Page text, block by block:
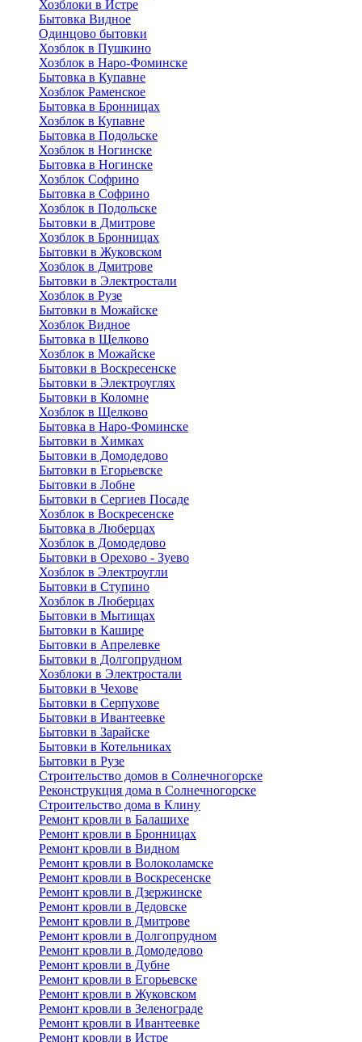
Хозблоки в Истре
Бытовка Видное
Одинцово бытовки
Хозблок в Пушкино
Хозблок в Наро-Фоминске
Бытовка в Купавне
Хозблок Раменское
Бытовка в Бронницах
Хозблок в Купавне
Бытовка в Подольске
Хозблок в Ногинске
Бытовка в Ногинске
Хозблок Софрино
Бытовка в Софрино
Хозблок в Подольске
Бытовки в Дмитрове
Хозблок в Бронницах
Бытовки в Жуковском
Хозблок в Дмитрове
Бытовки в Электростали
Хозблок в Рузе
Бытовки в Можайске
Хозблок Видное
Бытовкa в Щелково
Хозблок в Можайске
Бытовки в Воскресенске
Бытовки в Электроуглях
Бытовки в Коломне
Хозблок в Щелково
Бытовка в Наро-Фоминске
Бытовки в Химках
Бытовки в Домодедово
Бытовки в Егорьевске
Бытовки в Лобне
Бытовки в Сергиев Посаде
Хозблок в Воскресенске
Бытовка в Люберцах
Хозблок в Домодедово
Бытовки в Орехово - Зуево
Хозблок в Электроугли
Бытовки в Ступино
Хозблок в Люберцах
Бытовки в Мытищах
Бытовки в Кашире
Бытовки в Апрелевке
Бытовки в Долгопрудном
Хозблоки в Электростали
Бытовки в Чехове
Бытовки в Серпухове
Бытовки в Ивантеевке
Бытовки в Зарайске
Бытовки в Котельниках
Бытовки в Рузе
Строительство домов в Солнечногорске
Реконструкция дома в Солнечногорске
Строительство дома в Клину
Ремонт кровли в Балашихе
Ремонт кровли в Бронницах
Ремонт кровли в Видном
Ремонт кровли в Волоколамске
Ремонт кровли в Воскресенске
Ремонт кровли в Дзержинске
Ремонт кровли в Дедовске
Ремонт кровли в Дмитрове
Ремонт кровли в Долгопрудном
Ремонт кровли в Домодедово
Ремонт кровли в Дубне
Ремонт кровли в Егорьевске
Ремонт кровли в Жуковском
Ремонт кровли в Зеленограде
Ремонт кровли в Ивантеевке
Ремонт кровли в Истре